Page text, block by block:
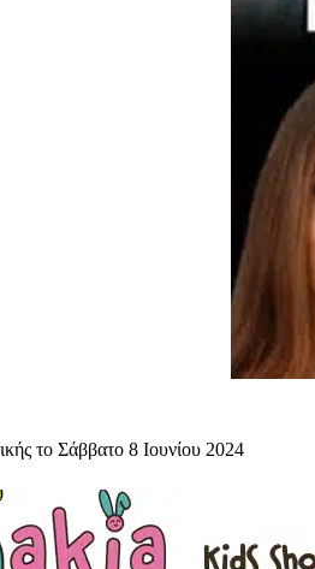
το Σάββατο 8 Ιουνίου 2024